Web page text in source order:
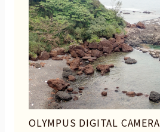
OLYMPUS DIGITAL CAMERA